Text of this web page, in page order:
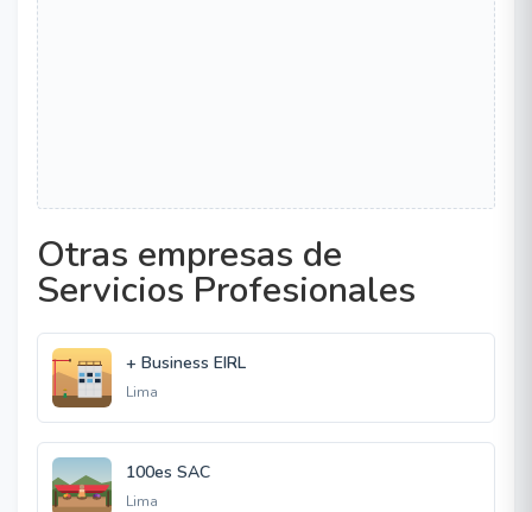
Otras empresas de
Servicios Profesionales
+ Business EIRL
Lima
100es SAC
Lima